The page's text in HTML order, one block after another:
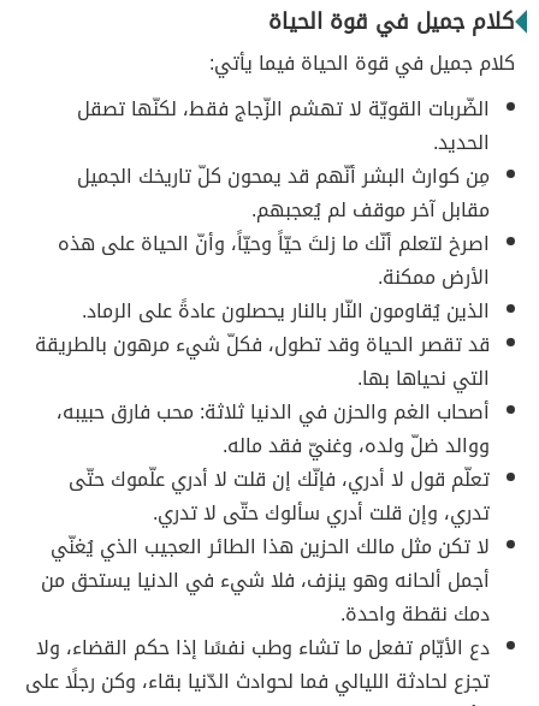
كلام جميل في قوة الحياة
كلام جميل في قوة الحياة فيما يأتي:
الضّربات القويّة لا تهشم الزّجاج فقط، لكنّها تصقل
الحديد.
مِن كوارث البشر أنّهم قد يمحون كلّ تاريخك الجميل
مقابل آخر موقف لم يُعجبهم.
اصرخ لتعلم أنّك ما زلتَ حيّاً وحيّاً، وأنّ الحياة على هذه
الأرض ممكنة.
الذين يُقاومون النّار بالنار يحصلون عادةً على الرماد.
قد تقصر الحياة وقد تطول، فكلّ شيء مرهون بالطريقة
التي نحياها بها.
أصحاب الغم والحزن في الدنيا ثلاثة: محب فارق حبيبه،
ووالد ضلّ ولده، وغنيّ فقد ماله.
تعلّم قول لا أدري، فإنّك إن قلت لا أدري علّموك حتّى
تدري، وإن قلت أدري سألوك حتّى لا تدري.
لا تكن مثل مالك الحزين هذا الطائر العجيب الذي يُغنّي
أجمل ألحانه وهو ينزف، فلا شيء في الدنيا يستحق من
دمك نقطة واحدة.
دع الأيّام تفعل ما تشاء وطب نفسًا إذا حكم القضاء، ولا
تجزع لحادثة الليالي فما لحوادث الدّنيا بقاء، وكن رجلًا على